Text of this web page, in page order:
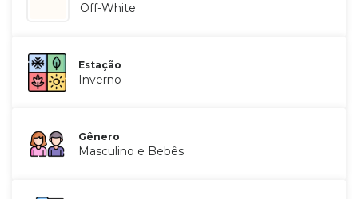
Off-White
Estação
Inverno
Gênero
Masculino e Bebês